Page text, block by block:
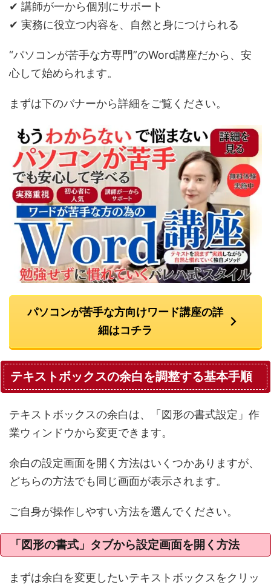
✔ 講師が一から個別にサポート
✔ 実務に役立つ内容を、自然と身につけられる
“パソコンが苦手な方専門”のWord講座だから、安
心して始められます。
まずは下のバナーから詳細をご覧ください。
パソコンが苦手な方向けワード講座の詳
細はコチラ
テキストボックスの余白を調整する基本手順
テキストボックスの余白は、「図形の書式設定」作
業ウィンドウから変更できます。
余白の設定画面を開く方法はいくつかありますが、
どちらの方法でも同じ画面が表示されます。
ご自身が操作しやすい方法を選んでください。
「図形の書式」タブから設定画面を開く方法
まずは余白を変更したいテキストボックスをクリッ